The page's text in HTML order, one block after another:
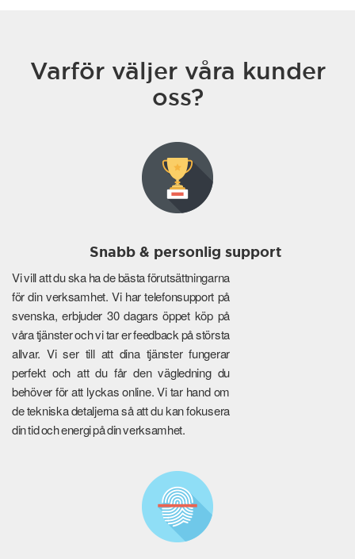
Varför väljer våra kunder
oss?
Snabb & personlig support
Vi vill att du ska ha de bästa förutsättningarna
för din verksamhet. Vi har telefonsupport på
svenska, erbjuder 30 dagars öppet köp på
våra tjänster och vi tar er feedback på största
allvar. Vi ser till att dina tjänster fungerar
perfekt och att du får den vägledning du
behöver för att lyckas online. Vi tar hand om
de tekniska detaljerna så att du kan fokusera
din tid och energi på din verksamhet.